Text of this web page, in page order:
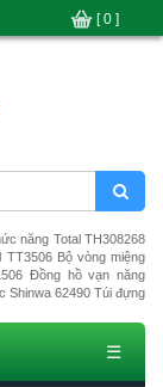
năng Total TH308268
TT3506 Bộ vòng miệng
Đồng hồ vạn năng
Shinwa 62490 Túi đựng
☰
[ 0 ]